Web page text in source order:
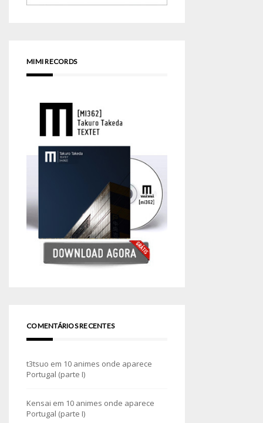
MIMI RECORDS
COMENTÁRIOS RECENTES
t3tsuo em 10 animes onde aparece
Portugal (parte I)
Kensai em 10 animes onde aparece
Portugal (parte I)